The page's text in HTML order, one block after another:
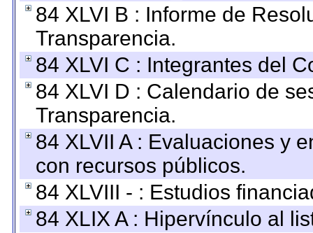
84 XLVI B : Informe de
Transparencia.
84 XLVI C : Integrantes del
84 XLVI D : Calendario de
Transparencia.
84 XLVII A : Evaluaciones y
con recursos públicos.
84 XLVIII - : Estudios
84 XLIX A : Hipervínculo al